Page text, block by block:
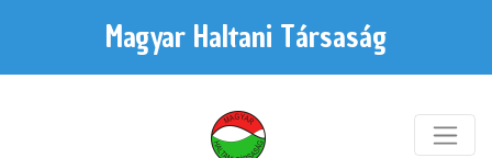
Magyar Haltani Társaság